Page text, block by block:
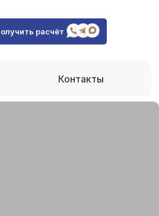
Контакты
расчёт